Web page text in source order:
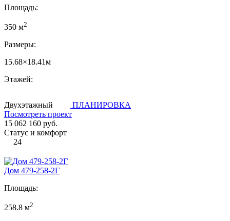
Площадь:
350 м2
Размеры:
15.68×18.41м
Этажей:
Двухэтажный
ПЛАНИРОВКА
Посмотреть проект
15 062 160 руб.
Статус и комфорт
24
Дом 479-258-2Г
Площадь:
258.8 м2